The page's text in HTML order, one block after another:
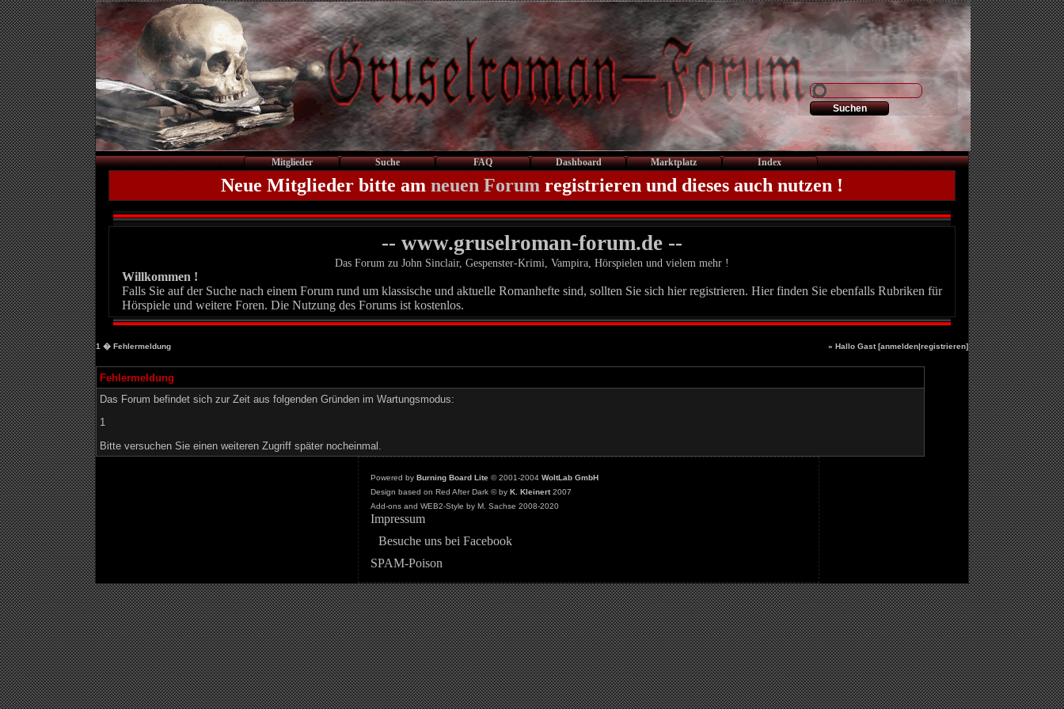
Mitglieder Suche FAQ Dashboard Marktplatz Index
Neue Mitglieder bitte am neuen Forum registrieren und dieses auch nutzen !
-- www.gruselroman-forum.de --
Das Forum zu John Sinclair, Gespenster-Krimi, Vampira, Hörspielen und vielem mehr !
Willkommen !
Falls Sie auf der Suche nach einem Forum rund um klassische und aktuelle Romanhefte sind, sollten Sie sich hier registrieren. Hier finden Sie ebenfalls Rubriken für
Hörspiele und weitere Foren. Die Nutzung des Forums ist kostenlos.
1 � Fehlermeldung » Hallo Gast [anmelden|registrieren]
Fehlermeldung
Das Forum befindet sich zur Zeit aus folgenden Gründen im Wartungsmodus:
1
Bitte versuchen Sie einen weiteren Zugriff später nocheinmal.
Powered by Burning Board Lite© 2001-2004 WoltLab GmbH
Design based on Red After Dark © by K. Kleinert2007
Add-ons and WEB2-Style by M. Sachse 2008-2020
Impressum
Besuche uns bei Facebook
SPAM-Poison